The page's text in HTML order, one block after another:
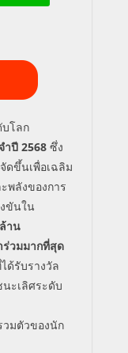
โลก
ำปี 2568 ซึ่ง
ดขึ้นเพื่อเฉลิม
พลังของการ
ขันใน
ล้าน
ร่วมมากที่สุด
ด้รับรางวัล
นะเลิศระดับ
วมตัวของนัก